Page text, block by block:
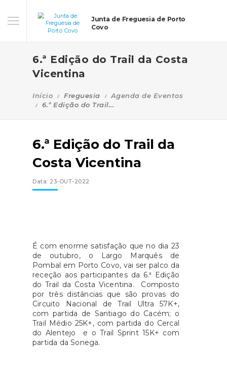
Junta de Freguesia de Porto
Covo
6.ª Edição do Trail da Costa
Vicentina
Início Freguesia
Agenda de Eventos
6.ª Edição do Trail...
6.ª Edição do Trail da
Costa Vicentina
Data: 23-OUT-2022
É com enorme satisfação que no dia 23
de outubro, o Largo Marquês de
Pombal em Porto Covo, vai ser palco da
receção aos participantes da 6.ª Edição
do Trail da Costa Vicentina. Composto
por três distâncias que são provas do
Circuito Nacional de Trail Ultra 57K+,
com partida de Santiago do Cacém; o
Trail Médio 25K+, com partida do Cercal
do Alentejo e o Trail Sprint 15K+ com
partida da Sonega.